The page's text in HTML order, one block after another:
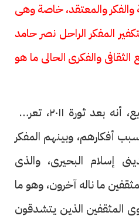
والفكر والمعتقد، خاصة وهى
المفكر الراحل نصر حامد
والفكرى الحالى ما هو
- كما تعرف ويعرف الجميع، أنه بعد ثورة ٢٠١١، تعرض
أفكارهم، وبينهم المفكر
إسلام البحيرى، والذى
ما ناله آخرون، وهو ما
المثقفين الذين يتشدقون